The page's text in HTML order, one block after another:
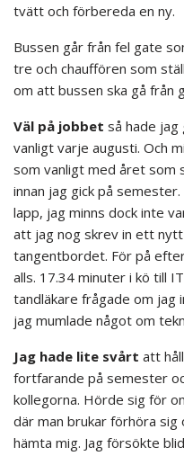
tvätt och förbereda en ny.
Bussen går från fel gate
tre och chauffören som
om att bussen ska gå från
Väl på jobbet så hade
vanligt varje augusti. Och
som vanligt med året som
innan jag gick på
lapp, jag minns dock inte
att jag nog skrev in ett
tangentbordet. För på
alls. 17.34 minuter i kö till
tandläkare frågade om jag
jag mumlade något om
Jag hade lite svårt att
fortfarande på semester
kollegorna. Hörde sig för
där man brukar förhöra sig
hämta mig. Jag försökte